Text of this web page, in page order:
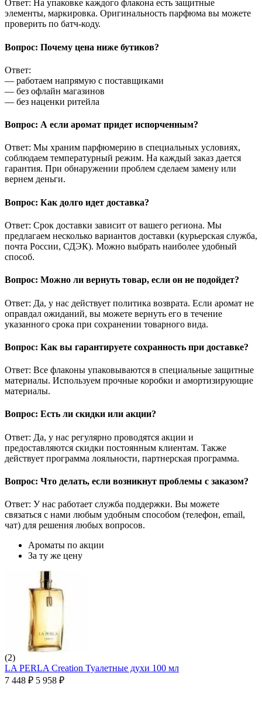
Ответ: На упаковке каждого флакона есть защитные
элементы, маркировка. Оригинальность парфюма вы можете
проверить по батч-коду.
Вопрос: Почему цена ниже бутиков?
Ответ:
— работаем напрямую с поставщиками
— без офлайн магазинов
— без наценки ритейла
Вопрос: А если аромат придет испорченным?
Ответ: Мы храним парфюмерию в специальных условиях,
соблюдаем температурный режим. На каждый заказ дается
гарантия. При обнаружении проблем сделаем замену или
вернем деньги.
Вопрос: Как долго идет доставка?
Ответ: Срок доставки зависит от вашего региона. Мы
предлагаем несколько вариантов доставки (курьерская служба,
почта России, СДЭК). Можно выбрать наиболее удобный
способ.
Вопрос: Можно ли вернуть товар, если он не подойдет?
Ответ: Да, у нас действует политика возврата. Если аромат не
оправдал ожиданий, вы можете вернуть его в течение
указанного срока при сохранении товарного вида.
Вопрос: Как вы гарантируете сохранность при доставке?
Ответ: Все флаконы упаковываются в специальные защитные
материалы. Используем прочные коробки и амортизирующие
материалы.
Вопрос: Есть ли скидки или акции?
Ответ: Да, у нас регулярно проводятся акции и
предоставляются скидки постоянным клиентам. Также
действует программа лояльности, партнерская программа.
Вопрос: Что делать, если возникнут проблемы с заказом?
Ответ: У нас работает служба поддержки. Вы можете
связаться с нами любым удобным способом (телефон, email,
чат) для решения любых вопросов.
Ароматы по акции
За ту же цену
(2)
LA PERLA Creation Туалетные духи 100 мл
7 448 ₽ 5 958 ₽